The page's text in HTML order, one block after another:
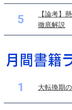
5
【論考】
徹底解説
1 大転換期